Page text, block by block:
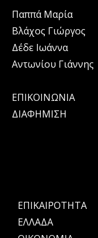
Παππά Μαρία
Βλάχος Γιώργος
Δέδε Ιωάννα
Αντωνίου Γιάννης
ΕΠΙΚΟΙΝΩΝΙΑ
ΔΙΑΦΗΜΙΣΗ
ΕΠΙΚΑΙΡΟΤΗΤΑ
ΕΛΛΑΔΑ